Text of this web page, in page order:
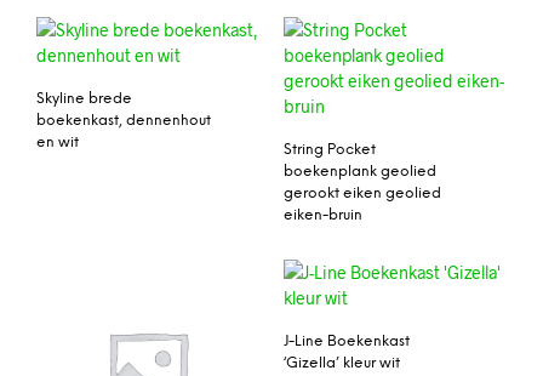
Skyline brede
boekenkast, dennenhout
en wit
String Pocket
boekenplank geolied
gerookt eiken geolied
eiken-bruin
J-Line Boekenkast
‘Gizella’ kleur wit